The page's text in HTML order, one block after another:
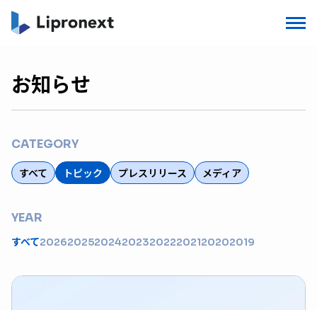
お知らせ
CATEGORY
すべて トピック プレスリリース メディア
YEAR
すべて20262025202420232022202120202019